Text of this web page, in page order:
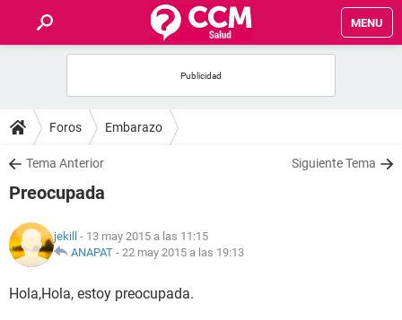
MENU
FOROS
SALUD
NUTRICIÓN
BIENESTAR
Foros Embarazo
Tema Anterior Siguiente Tema
Preocupada
jekill - 13 may 2015 a las 11:15
ANAPAT - 22 may 2015 a las 19:13
Hola,Hola, estoy preocupada.